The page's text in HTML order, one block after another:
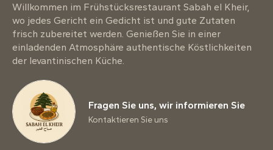
Willkommen im Frühstücksrestaurant Sabah el Kheir,
wo jedes Gericht ein Gedicht ist und gute Zutaten
frisch zubereitet werden. Genießen Sie in einer
einladenden Atmosphäre authentische Köstlichkeiten
der levantinischen Küche.
Fragen Sie uns, wir informieren Sie
Kontaktieren Sie uns